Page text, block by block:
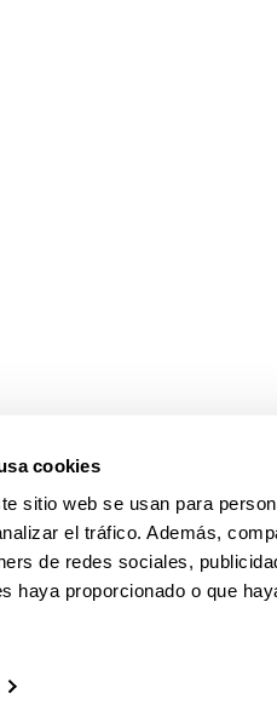
cookies
sitio web se usan para
el tráfico. Además,
de redes sociales,
haya proporcionado o que